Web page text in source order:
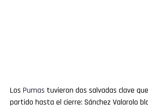
Los Pumas tuvieron dos salvadas clave
partido hasta el cierre: Sánchez Valarolo